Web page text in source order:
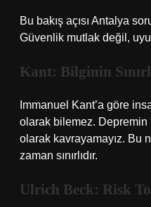
Bu bakış açısı Antalya
Güvenlik mutlak değil,
Kant: Bilginin
Immanuel Kant’a göre
olarak bilemez. Depremin
olarak kavrayamayız. Bu
zaman sınırlıdır.
Ulrich Beck: Risk